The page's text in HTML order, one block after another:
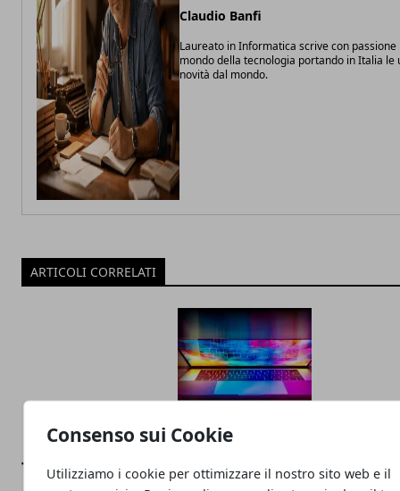
Consenso sui Cookie
Utilizziamo i cookie per ottimizzare il nostro sito web e il
Claudio Banfi
Laureato in Informatica scrive con passione
mondo della tecnologia portando in Italia le
novità dal mondo.
ARTICOLI CORRELATI
Tecnologia e innovazione sociale: un